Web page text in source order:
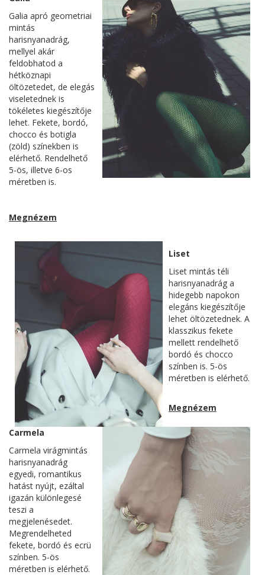
Galia apró geometriai
mintás
harisnyanadrág,
mellyel akár
feldobhatod a
hétköznapi
öltözetedet, de elegás
viseletednek is
tökéletes kiegészítője
lehet. Fekete, bordó,
chocco és botigla
(zöld) színekben is
elérhető. Rendelhető
5-ös, illetve 6-os
méretben is.
Megnézem
Liset
Liset mintás téli
harisnyanadrág a
hidegebb napokon
elegáns kiegészítője
lehet öltözetednek. A
klasszikus fekete
mellett rendelhető
bordó és chocco
színben is. 5-ös
méretben is elérhető.
Megnézem
Carmela
Carmela virágmintás
harisnyanadrág
egyedi, romantikus
hatást nyújt, ezáltal
igazán különlegesé
teszi a
megjelenésedet.
Megrendelheted
fekete, bordó és ecrü
színben. 5-ös
méretben is elérhető.